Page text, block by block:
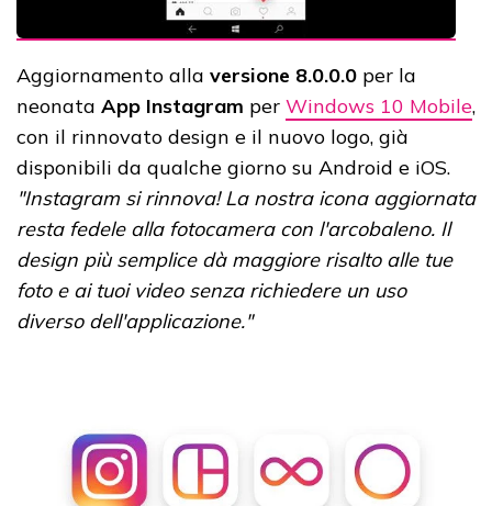
Aggiornamento alla versione 8.0.0.0 per la
neonata App Instagram per Windows 10 Mobile,
con il rinnovato design e il nuovo logo, già
disponibili da qualche giorno su Android e iOS.
"Instagram si rinnova! La nostra icona aggiornata
resta fedele alla fotocamera con l'arcobaleno. Il
design più semplice dà maggiore risalto alle tue
foto e ai tuoi video senza richiedere un uso
diverso dell'applicazione."